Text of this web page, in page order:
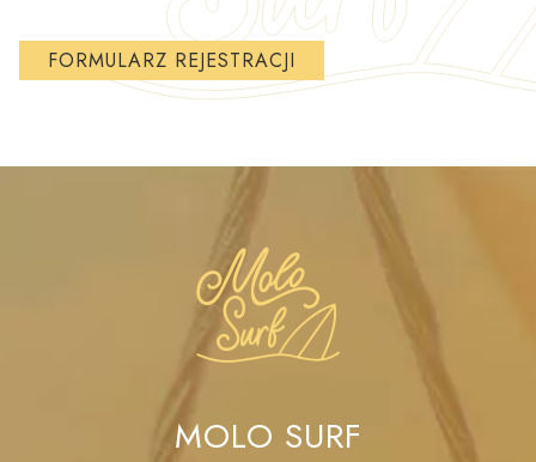
MOLO SURF
FORMULARZ REJESTRACJI